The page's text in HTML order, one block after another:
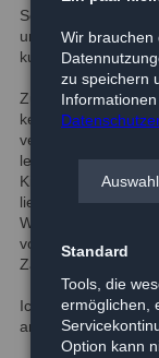
Schicksal wieder
und auch mein
kurz danach.
Zur Zeit bin ich in
kehrten schnell
versuche als Oldie
lernfähig, habe
Kinder....Ich finde,
lieben,
Welt weiter
vom Tierarzt
Zahnbehandlung
Ich, Dusty, freue
antwortungsvolle
Wir brauchen
zu speichern
Standard
Tools, die
ermöglichen,
Option kann